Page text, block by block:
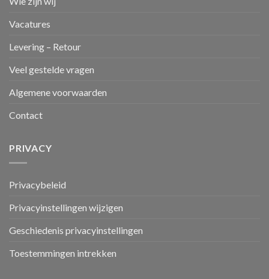
Vacatures
Levering – Retour
Veel gestelde vragen
Algemene voorwaarden
Contact
PRIVACY
Privacybeleid
Privacyinstellingen wijzigen
Geschiedenis privacyinstellingen
Toestemmingen intrekken